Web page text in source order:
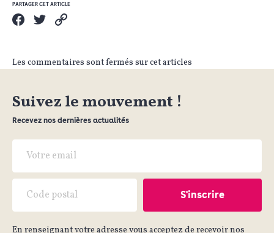
PARTAGER CET ARTICLE
Les commentaires sont fermés sur cet articles
Suivez le mouvement !
Recevez nos dernières actualités
En renseignant votre adresse vous acceptez de recevoir nos